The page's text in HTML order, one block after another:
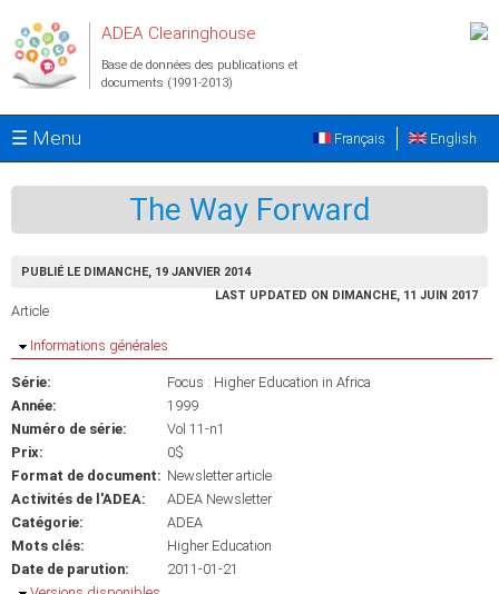
ADEA Clearinghouse
Base de données des publications et
documents (1991-2013)
☰ Menu English
Français
The Way Forward
PUBLIÉ LE DIMANCHE, 19 JANVIER 2014
LAST UPDATED ON DIMANCHE, 11 JUIN 2017
Article
Masquer
Informations générales
Série:
Focus : Higher Education in Africa
Année:
1999
Numéro de série:
Vol 11-n1
Prix:
0$
Format de document: Newsletter article
Activités de l'ADEA:
ADEA Newsletter
Catégorie:
ADEA
Mots clés:
Higher Education
Date de parution:
2011-01-21